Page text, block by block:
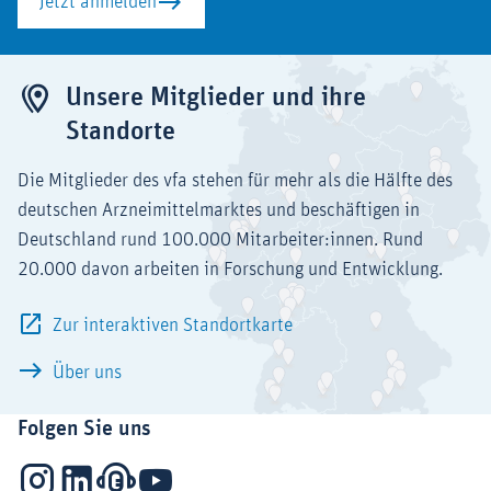
Unsere Mitglieder und ihre
Standorte
Die Mitglieder des vfa stehen für mehr als die Hälfte des
deutschen Arzneimittelmarktes und beschäftigen in
Deutschland rund 100.000 Mitarbeiter:innen. Rund
20.000 davon arbeiten in Forschung und Entwicklung.
Zur interaktiven Standortkarte
Über uns
Folgen Sie uns